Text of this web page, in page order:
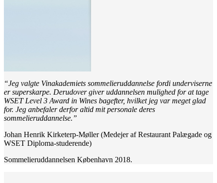
“Jeg valgte Vinakademiets sommelieruddannelse fordi underviserne
er superskarpe. Derudover giver uddannelsen mulighed for at tage
WSET Level 3 Award in Wines bagefter, hvilket jeg var meget glad
for. Jeg anbefaler derfor altid mit personale deres
sommelieruddannelse.”
Johan Henrik Kirketerp-Møller (Medejer af Restaurant Palægade og
WSET Diploma-studerende)
Sommelieruddannelsen København 2018.